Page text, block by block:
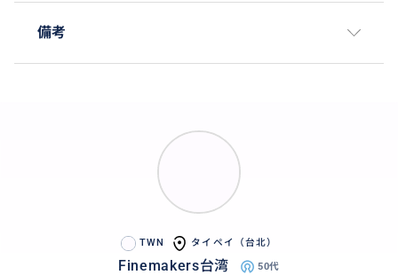
備考
TWN タイペイ（台北）
Finemakers台湾 50代